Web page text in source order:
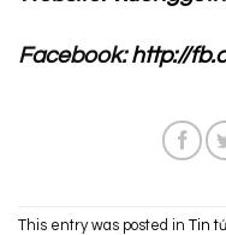
Facebook:http://
This entry was posted in Tin